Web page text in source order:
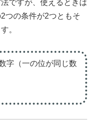
ですが、使えるときは
つの条件が2つともそ
。
字（一の位が同じ数